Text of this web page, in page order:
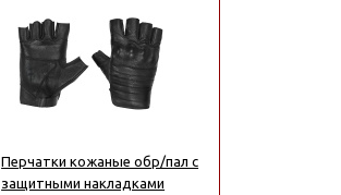
Перчатки кожаные обр/пал с
защитными накладками